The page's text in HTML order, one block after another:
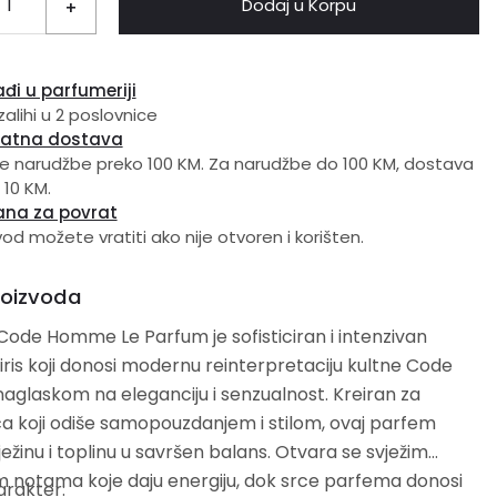
+ Dodaj u Korpu
u parfumeriji
u 2 poslovnice
dostava
narudžbe preko 100 KM. Za narudžbe do 100 KM, dostava
KM.
za povrat
možete vratiti ako nije otvoren i korišten.
Homme Le Parfum je sofisticiran i intenzivan
koji donosi modernu reinterpretaciju kultne Code
na eleganciju i senzualnost. Kreiran za
koji odiše samopouzdanjem i stilom, ovaj parfem
i toplinu u savršen balans. Otvara se svježim
notama koje daju energiju, dok srce parfema donosi